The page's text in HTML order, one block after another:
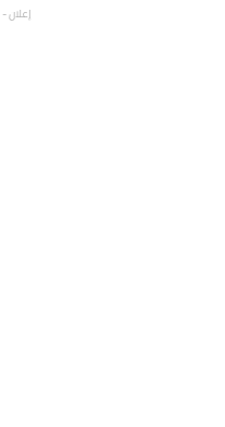
إعلان - Advertisement